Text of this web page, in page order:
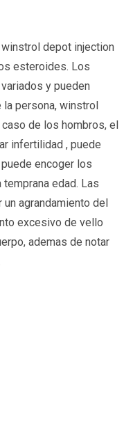
winstrol depot injection
esteroides. Los
y pueden
persona, winstrol
de los hombros, el
infertilidad , puede
encoger los
edad. Las
agrandamiento del
excesivo de vello
ademas de notar